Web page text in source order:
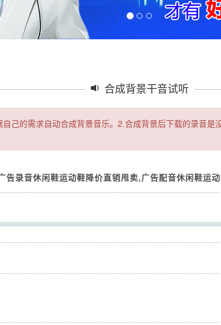
合成背景干音试听
己的需求自动合成背景音乐。2.合成背景后下载的录音
录音休闲鞋运动鞋降价直销甩卖,广告配音休闲鞋运
Seek